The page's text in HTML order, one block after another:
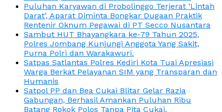
Puluhan Karyawan di Probolinggo Terjerat ‘Lintah
Darat’, Aparat Diminta Bongkar Dugaan Praktik
Rentenir Oknum Pegawai di PT Secco Nusantara
Sambut HUT Bhayangkara ke-79 Tahun 2025,
Polres Jombang Kunjungi Anggota Yang Sakit,
Purna Polri dan Warakawuri.
Satpas Satlantas Polres Kediri Kota Tuai Apresiasi
Warga Berkat Pelayanan SIM yang Transparan dan
Humanis
Satpol PP dan Bea Cukai Blitar Gelar Razia
Gabungan, Berhasil Amankan Puluhan Ribu
Batang Rokok Polos Tanpa Pita Cukai.